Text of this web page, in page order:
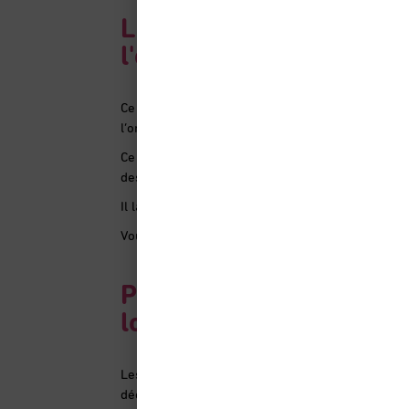
La signature du
l'organisation des
Ce mardi 7 juillet 2026, Ophéa et les
l’organisation des prochaines élections des
Ce protocole a pour but de garantir le bon
des locataires au scrutin.
Il lance officiellement la préparation de cette
Vous pouvez prendre connaissance de ce
Pourquoi ces élections
locataires ?
Les élections des représentants des
décisions importantes de l’Office et portent la